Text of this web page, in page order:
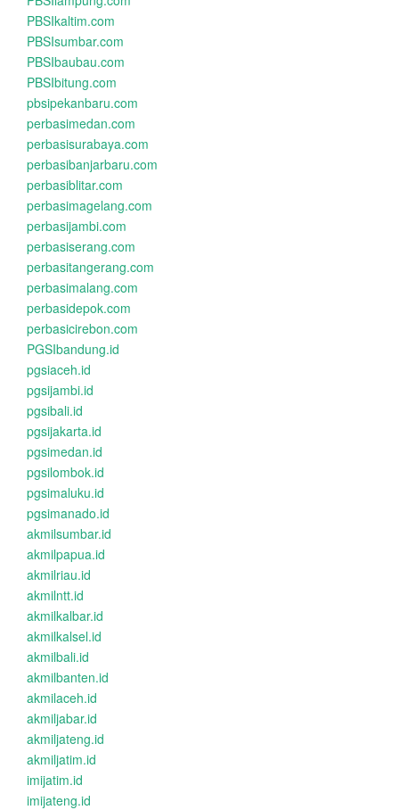
PBSIkaltim.com
PBSIsumbar.com
PBSIbaubau.com
PBSIbitung.com
pbsipekanbaru.com
perbasimedan.com
perbasisurabaya.com
perbasibanjarbaru.com
perbasiblitar.com
perbasimagelang.com
perbasijambi.com
perbasiserang.com
perbasitangerang.com
perbasimalang.com
perbasidepok.com
perbasicirebon.com
PGSIbandung.id
pgsiaceh.id
pgsijambi.id
pgsibali.id
pgsijakarta.id
pgsimedan.id
pgsilombok.id
pgsimaluku.id
pgsimanado.id
akmilsumbar.id
akmilpapua.id
akmilriau.id
akmilntt.id
akmilkalbar.id
akmilkalsel.id
akmilbali.id
akmilbanten.id
akmilaceh.id
akmiljabar.id
akmiljateng.id
akmiljatim.id
imijatim.id
imijateng.id